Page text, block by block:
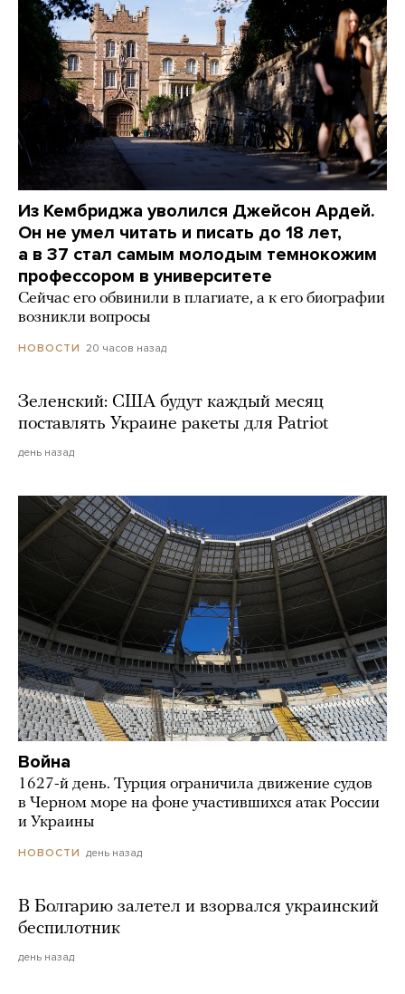
Из Кембриджа уволился Джейсон Ардей.
Он не умел читать и писать до 18 лет,
а в 37 стал самым молодым темнокожим
профессором в университете
Сейчас его обвинили в плагиате, а к его биографии
возникли вопросы
НОВОСТИ 20 часов назад
Зеленский: США будут каждый месяц
поставлять Украине ракеты для Patriot
день назад
Война
1627-й день. Турция ограничила движение судов
в Черном море на фоне участившихся атак России
и Украины
НОВОСТИ день назад
В Болгарию залетел и взорвался украинский
беспилотник
день назад